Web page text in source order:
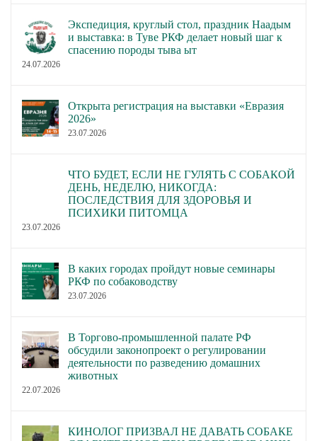
Экспедиция, круглый стол, праздник Наадым
и выставка: в Туве РКФ делает новый шаг к
спасению породы тыва ыт
24.07.2026
Открыта регистрация на выставки «Евразия
2026»
23.07.2026
ЧТО БУДЕТ, ЕСЛИ НЕ ГУЛЯТЬ С СОБАКОЙ
ДЕНЬ, НЕДЕЛЮ, НИКОГДА:
ПОСЛЕДСТВИЯ ДЛЯ ЗДОРОВЬЯ И
ПСИХИКИ ПИТОМЦА
23.07.2026
В каких городах пройдут новые семинары
РКФ по собаководству
23.07.2026
В Торгово-промышленной палате РФ
обсудили законопроект о регулировании
деятельности по разведению домашних
животных
22.07.2026
КИНОЛОГ ПРИЗВАЛ НЕ ДАВАТЬ СОБАКЕ